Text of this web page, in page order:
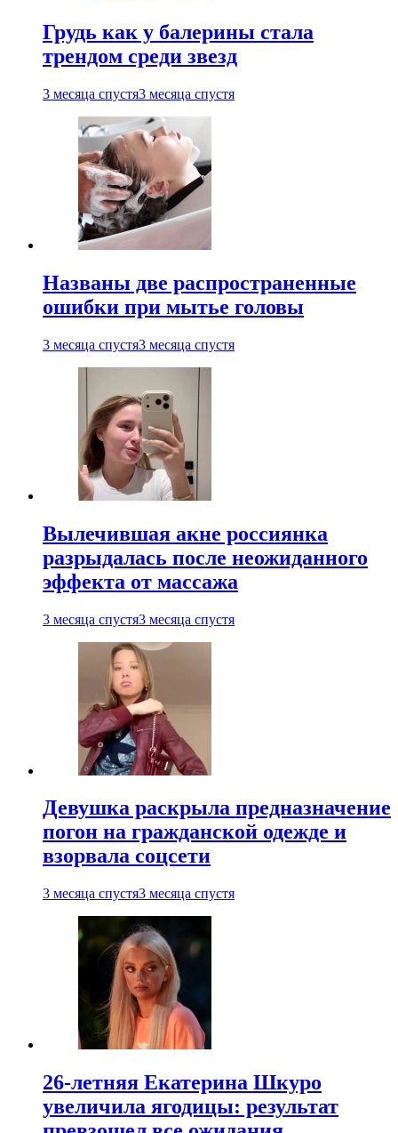
Грудь как у балерины стала
трендом среди звезд
3 месяца спустя3 месяца спустя
Названы две распространенные
ошибки при мытье головы
3 месяца спустя3 месяца спустя
Вылечившая акне россиянка
разрыдалась после неожиданного
эффекта от массажа
3 месяца спустя3 месяца спустя
Девушка раскрыла предназначение
погон на гражданской одежде и
взорвала соцсети
3 месяца спустя3 месяца спустя
26-летняя Екатерина Шкуро
увеличила ягодицы: результат